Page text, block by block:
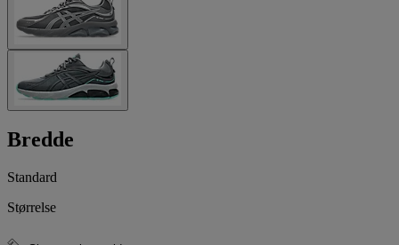
Bredde
Standard
Størrelse